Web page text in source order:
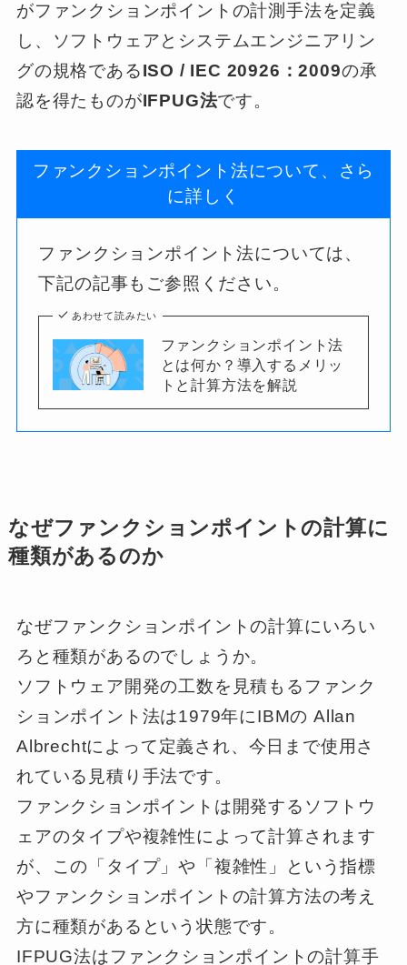
がファンクションポイントの計測手法を定義
し、ソフトウェアとシステムエンジニアリン
グの規格であるISO / IEC 20926：2009の承
認を得たものがIFPUG法です。
ファンクションポイント法について、さら
に詳しく
ファンクションポイント法については、
下記の記事もご参照ください。
あわせて読みたい
ファンクションポイント法
とは何か？導入するメリッ
トと計算方法を解説
なぜファンクションポイントの計算に
種類があるのか
なぜファンクションポイントの計算にいろい
ろと種類があるのでしょうか。
ソフトウェア開発の工数を見積もるファンク
ションポイント法は1979年にIBMの Allan
Albrechtによって定義され、今日まで使用さ
れている見積り手法です。
ファンクションポイントは開発するソフトウ
ェアのタイプや複雑性によって計算されます
が、この「タイプ」や「複雑性」という指標
やファンクションポイントの計算方法の考え
方に種類があるという状態です。
IFPUG法はファンクションポイントの計算手